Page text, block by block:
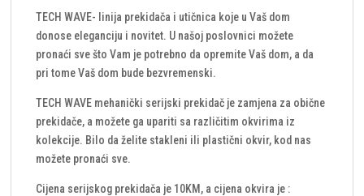
TECH WAVE- linija prekidača i utičnica koje u Vaš dom
donose eleganciju i novitet. U našoj poslovnici možete
pronaći sve što Vam je potrebno da opremite Vaš dom, a da
pri tome Vaš dom bude bezvremenski.
TECH WAVE mehanički serijski prekidač je zamjena za obične
prekidače, a možete ga upariti sa različitim okvirima iz
kolekcije. Bilo da želite stakleni ili plastični okvir, kod nas
možete pronaći sve.
Cijena serijskog prekidača je 10KM, a cijena okvira je :